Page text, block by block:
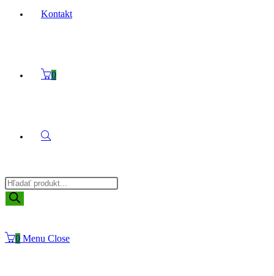
Kontakt
0
Toggle
Products
search
0 Menu Close